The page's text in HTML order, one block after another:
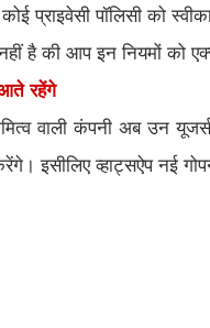
प्राइवेसी पॉलिसी को
है की आप इन नियमों को
आते रहेंगे
वाली कंपनी अब उन
इसीलिए व्हाट्सऐप नई